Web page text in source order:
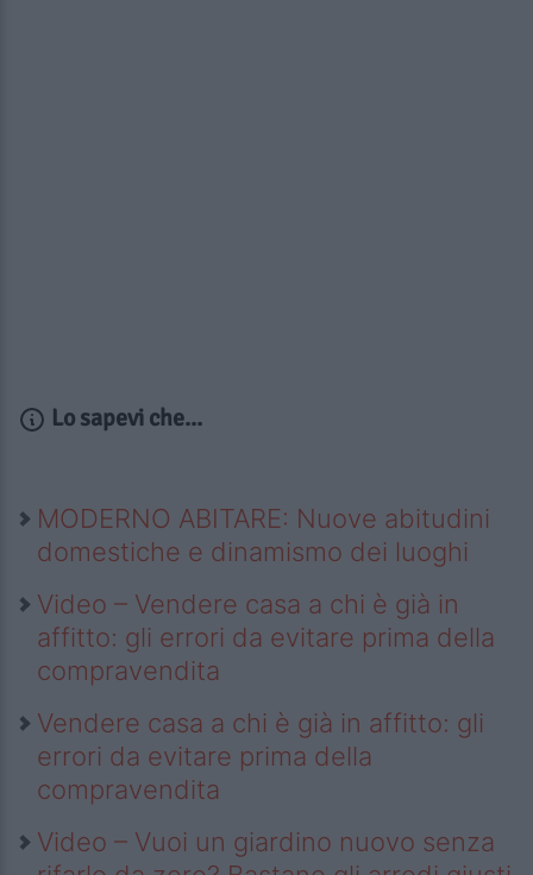
Lo sapevi che...
MODERNO ABITARE: Nuove abitudini
domestiche e dinamismo dei luoghi
Video – Vendere casa a chi è già in
affitto: gli errori da evitare prima della
compravendita
Vendere casa a chi è già in affitto: gli
errori da evitare prima della
compravendita
Video – Vuoi un giardino nuovo senza